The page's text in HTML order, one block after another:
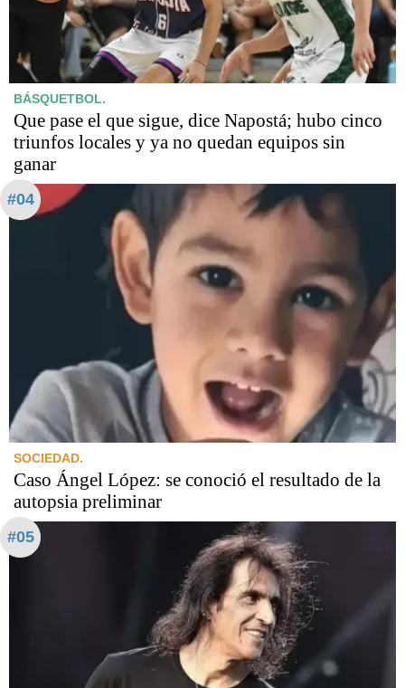
BÁSQUETBOL.
Que pase el que sigue, dice Napostá; hubo cinco
triunfos locales y ya no quedan equipos sin
ganar
#04
SOCIEDAD.
Caso Ángel López: se conoció el resultado de la
autopsia preliminar
#05